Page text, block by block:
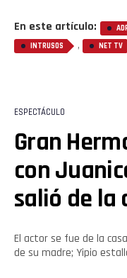
En este artículo:
INTRUSOS , NET TV
ESPECTÁCULO
Gran
con
salió de la
El actor se fue de la
de su madre; Yipio